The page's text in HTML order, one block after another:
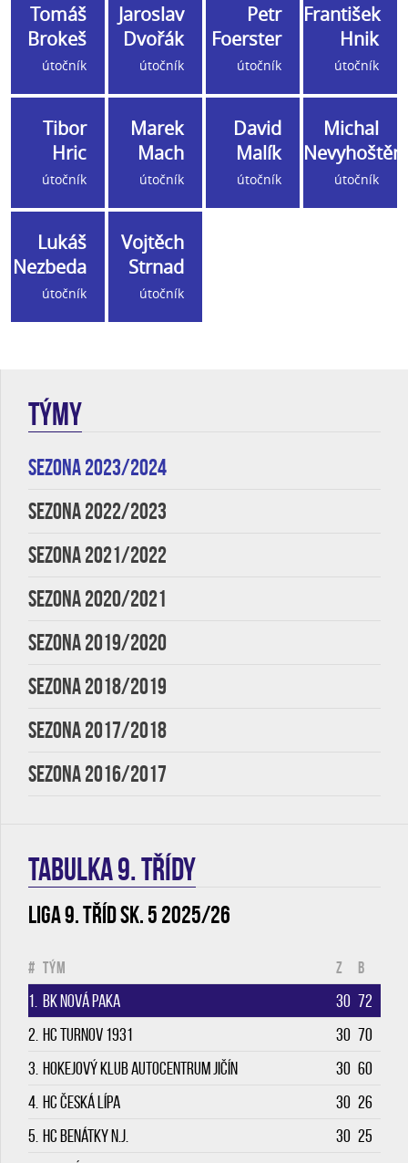
Tomáš
Brokeš
útočník
Jaroslav
Dvořák
útočník
Petr
Foerster
útočník
František
Hnik
útočník
Tibor
Hric
útočník
Marek
Mach
útočník
David
Malík
útočník
Michal
útočník
Lukáš
Nezbeda
útočník
Vojtěch
Strnad
útočník
TÝMY
SEZONA 2023/2024
SEZONA 2022/2023
SEZONA 2021/2022
SEZONA 2020/2021
SEZONA 2019/2020
SEZONA 2018/2019
SEZONA 2017/2018
SEZONA 2016/2017
TABULKA 9. třídy
Liga 9. tříd sk. 5 2025/26
# Tým Z B
1. BK Nová Paka 30 72
2. HC Turnov 1931 30 70
3. Hokejový klub Autocentrum Jičín 30 60
4. HC Česká Lípa 30 26
5. HC Benátky n.J. 30 25